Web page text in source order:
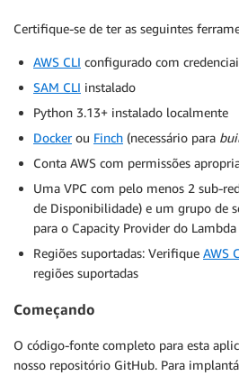
Certifique-se de ter as seguintes
AWS CLI configurado com
SAM CLI instalado
Python 3.13+ instalado localmente
Dockerou Finch (necessário para
Conta AWS com permissões
Uma VPC com pelo menos 2 sub-
de Disponibilidade) e um grupo de
para o Capacity Provider do
Regiões suportadas: Verifique AWS
regiões suportadas
Começando
O código-fonte completo para esta
nosso repositório GitHub. Para